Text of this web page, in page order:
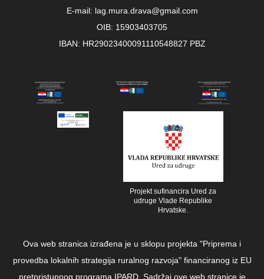
E-mail: lag.mura.drava@gmail.com
OIB: 15903403705
IBAN: HR29023400091110548827 PBZ
Projekt sufinancira Ured za
udruge Vlade Republike
Hrvatske.
Ova web stranica izrađena je u sklopu projekta "Priprema i
provedba lokalnih strategija ruralnog razvoja" financiranog iz EU
pretpristupnog programa IPARD. Sadržaj ove web stranice je